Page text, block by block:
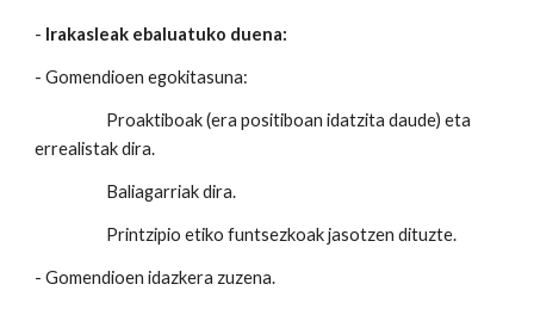
- Irakasleak ebaluatuko duena:
- Gomendioen egokitasuna:
Proaktiboak (era positiboan idatzita daude) eta
errealistak dira.
Baliagarriak dira.
Printzipio etiko funtsezkoak jasotzen dituzte.
- Gomendioen idazkera zuzena.